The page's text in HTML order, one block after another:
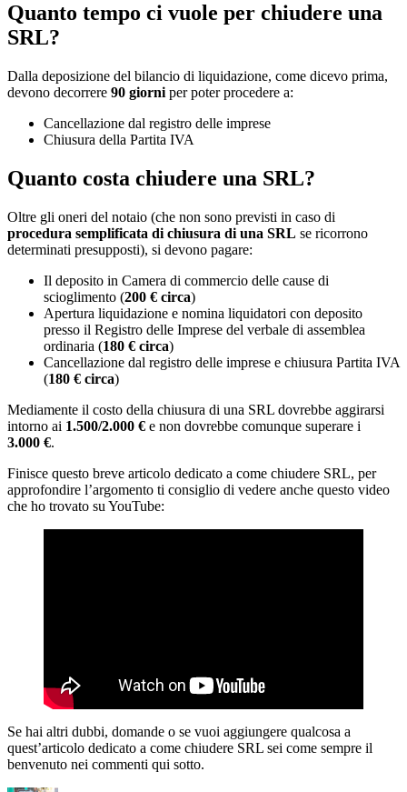
Quanto tempo ci vuole per chiudere una
SRL?
Dalla deposizione del bilancio di liquidazione, come dicevo prima,
devono decorrere 90 giorni per poter procedere a:
Cancellazione dal registro delle imprese
Chiusura della Partita IVA
Quanto costa chiudere una SRL?
Oltre gli oneri del notaio (che non sono previsti in caso di
procedura semplificata di chiusura di una SRL se ricorrono
determinati presupposti), si devono pagare:
Il deposito in Camera di commercio delle cause di
scioglimento (200 € circa)
Apertura liquidazione e nomina liquidatori con deposito
presso il Registro delle Imprese del verbale di assemblea
ordinaria (180 € circa)
Cancellazione dal registro delle imprese e chiusura Partita IVA
(180 € circa)
Mediamente il costo della chiusura di una SRL dovrebbe aggirarsi
intorno ai 1.500/2.000 € e non dovrebbe comunque superare i
3.000 €.
Finisce questo breve articolo dedicato a come chiudere SRL, per
approfondire l’argomento ti consiglio di vedere anche questo video
che ho trovato su YouTube:
Se hai altri dubbi, domande o se vuoi aggiungere qualcosa a
quest’articolo dedicato a come chiudere SRL sei come sempre il
benvenuto nei commenti qui sotto.